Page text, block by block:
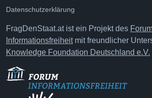
Datenschutzerklärung
FragDenStaat.at ist ein Projekt des
Informationsfreiheitmit freundlicher
Knowledge Foundation Deutschland e.V.